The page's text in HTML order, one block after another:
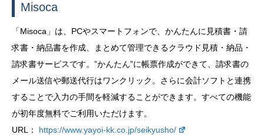
Misoca
「Misoca」は、PCやスマートフォンで、かんたんに見積書・請
求書・納品書を作成、まとめて管理できるクラウド見積・納品・
請求書サービスです。”かんたん”に帳票作成ができて、請求書の
メール送信や郵送代行はワンクリック。さらに会計ソフトと連携
することで入力の手間を軽減することができます。すべての機能
が初年度無料でご利用いただけます。
URL： https://www.yayoi-kk.co.jp/seikyusho/